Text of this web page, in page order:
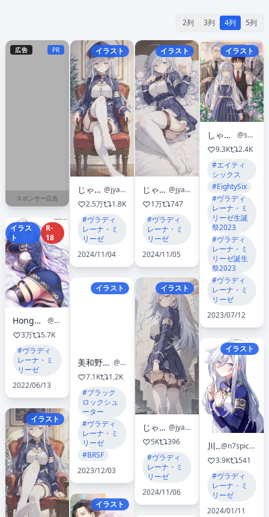
2列 3列 4列 5列
広告 PR
スポンサー広告
イラス
ト
R-
18
Hong@C107火曜東8V-16ab
@HongBsWs
3万
5.7K
#ヴラディ
レーナ・ミ
リーゼ
2022/06/13
イラスト
イラスト
じゃぼちぃ
@jyabochii
2.5万
1.8K
#ヴラディ
レーナ・ミ
リーゼ
2024/11/04
イラスト
美和野らぐ🌱2日目西め40ab
@rag_ragko
7.1K
1.2K
#ブラック
ロックシュ
ーター
#ヴラディ
レーナ・ミ
リーゼ
#BRSF
2023/12/03
イラスト
イラスト
じゃぼちぃ
@jyabochii
1万
747
#ヴラディ
レーナ・ミ
リーゼ
2024/11/05
イラスト
じゃぼちぃ
@jyabochii
5K
396
#ヴラディ
レーナ・ミ
リーゼ
2024/11/06
イラスト
しゃなび🌼shanabi
@shanabi0610
9.3K
2.4K
#エイティ
シックス
#EightySix
#ヴラディ
レーナ・ミ
リーゼ生誕
祭2023
#ヴラディ
レーナ・ミ
リーゼ誕生
祭2023
#ヴラディ
レーナ・ミ
リーゼ
2023/07/12
イラスト
川名
@n7spicaboy
3.9K
541
#ヴラディ
レーナ・ミ
リーゼ
2024/01/11